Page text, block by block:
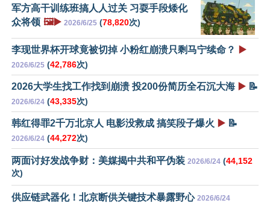
军方高干训练班搞人人过关 习耍手段矮化
众将领 🖼️▶️ 2026/6/25 (78,820次)
李现世界杯开球竟被切掉 小粉红崩溃只剩马宁续命？ ▶️
2026/6/25 (42,786次)
2026大学生找工作找到崩溃 投200份简历全石沉大海 ▶️ 📝
2026/6/24 (43,335次)
韩红得罪2千万北京人 电影没救成 搞笑段子爆火 ▶️ 📝
2026/6/24 (44,272次)
两面讨好发战争财：美媒揭中共和平伪装 2026/6/24 (44,152
次)
供应链武器化！北京断供关键技术暴露野心 2026/6/24